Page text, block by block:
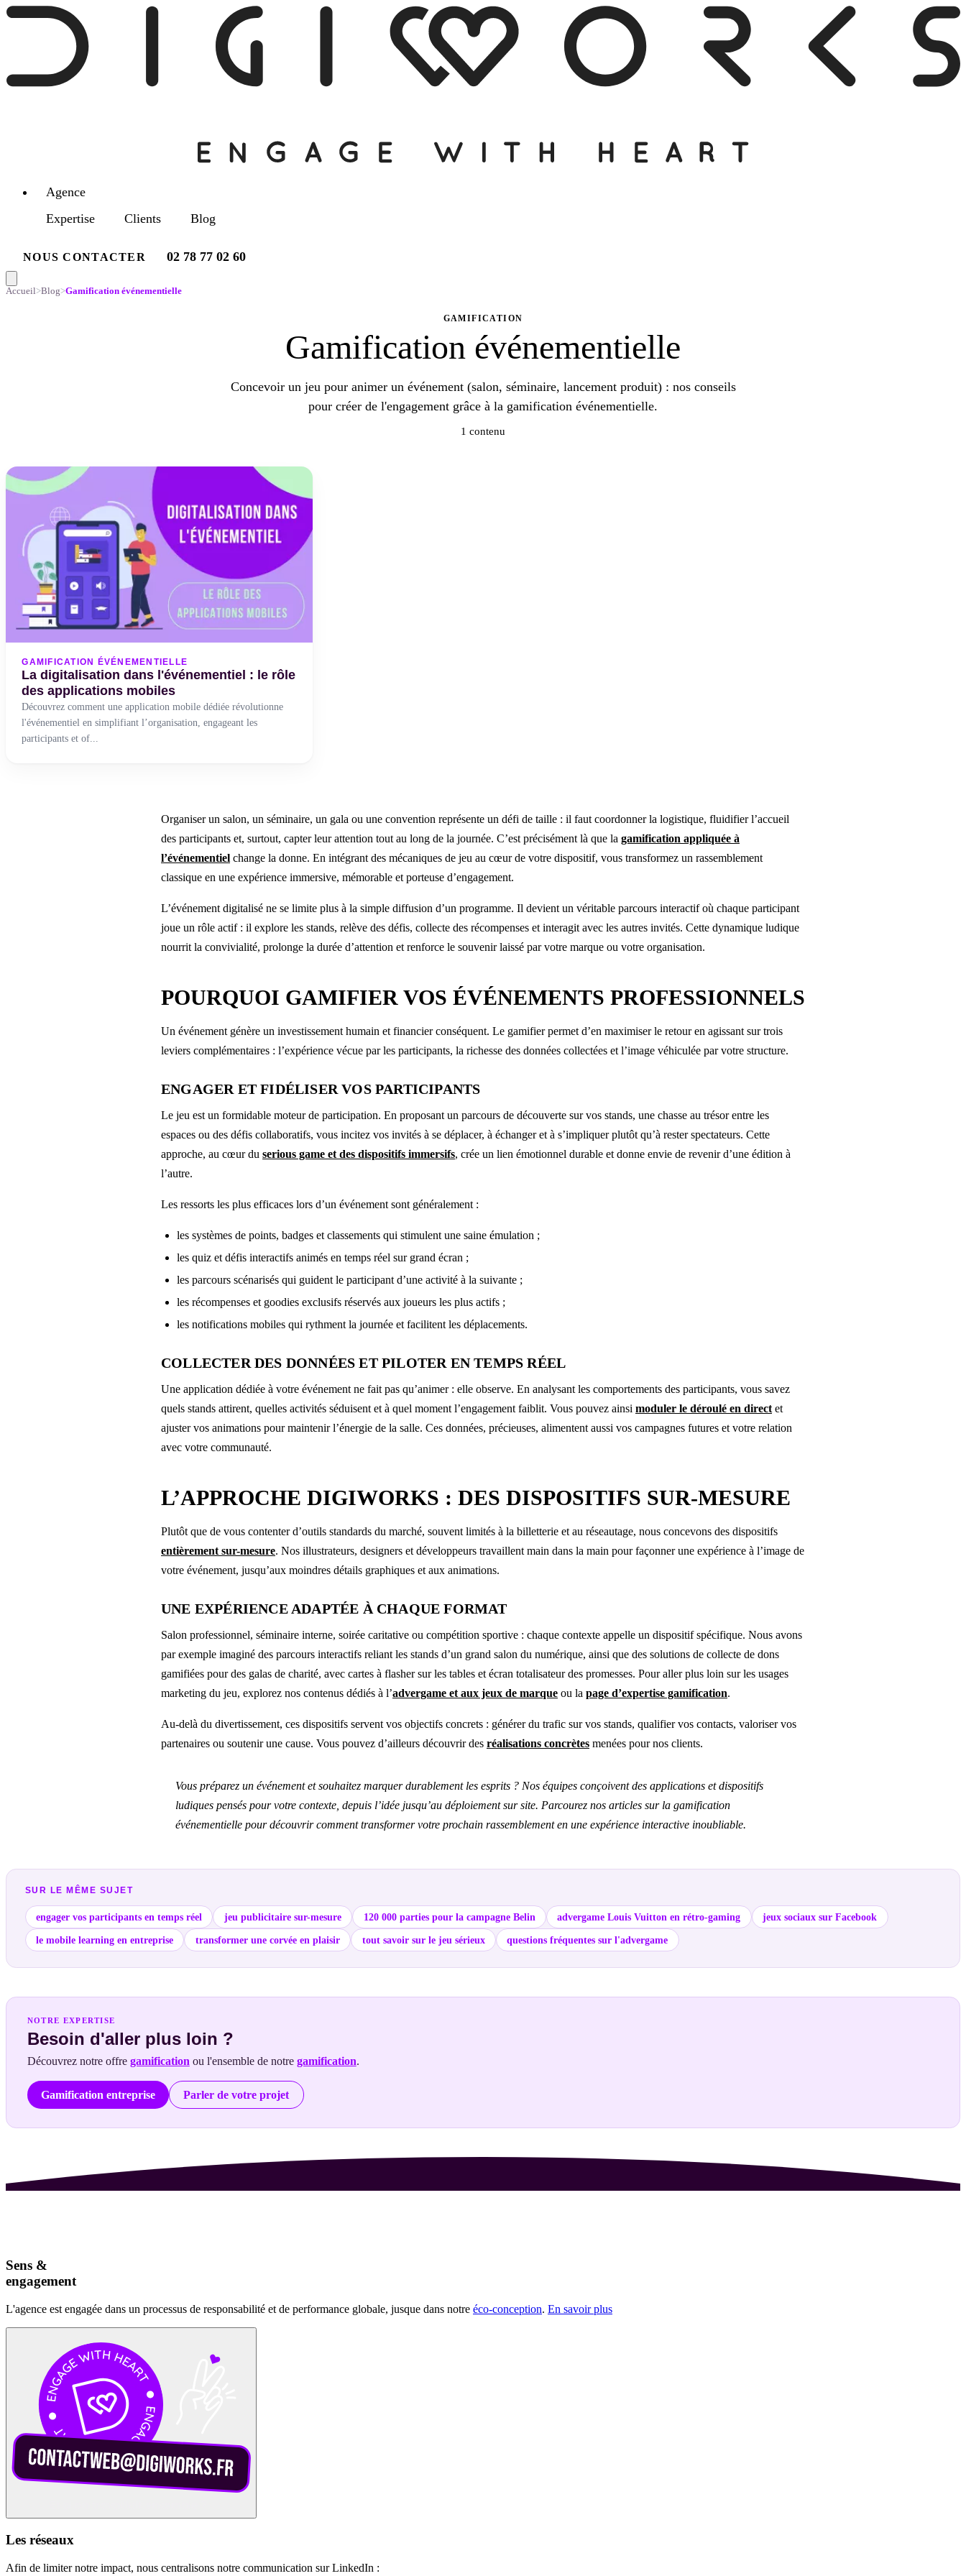
Agence
Expertise
Clients Blog
NOUS CONTACTER 02 78 77 02 60
Accueil>Blog>Gamification événementielle
GAMIFICATION
Gamification événementielle
Concevoir un jeu pour animer un événement (salon, séminaire, lancement produit) : nos conseils
pour créer de l'engagement grâce à la gamification événementielle.
1 contenu
GAMIFICATION ÉVÉNEMENTIELLE
La digitalisation dans l'événementiel : le rôle
des applications mobiles
Découvrez comment une application mobile dédiée révolutionne
l'événementiel en simplifiant l’organisation, engageant les
participants et of...
Organiser un salon, un séminaire, un gala ou une convention représente un défi de taille : il faut coordonner la logistique, fluidifier l’accueil
des participants et, surtout, capter leur attention tout au long de la journée. C’est précisément là que la gamification appliquée à
l’événementiel change la donne. En intégrant des mécaniques de jeu au cœur de votre dispositif, vous transformez un rassemblement
classique en une expérience immersive, mémorable et porteuse d’engagement.
L’événement digitalisé ne se limite plus à la simple diffusion d’un programme. Il devient un véritable parcours interactif où chaque participant
joue un rôle actif : il explore les stands, relève des défis, collecte des récompenses et interagit avec les autres invités. Cette dynamique ludique
nourrit la convivialité, prolonge la durée d’attention et renforce le souvenir laissé par votre marque ou votre organisation.
POURQUOI GAMIFIER VOS ÉVÉNEMENTS PROFESSIONNELS
Un événement génère un investissement humain et financier conséquent. Le gamifier permet d’en maximiser le retour en agissant sur trois
leviers complémentaires : l’expérience vécue par les participants, la richesse des données collectées et l’image véhiculée par votre structure.
ENGAGER ET FIDÉLISER VOS PARTICIPANTS
Le jeu est un formidable moteur de participation. En proposant un parcours de découverte sur vos stands, une chasse au trésor entre les
espaces ou des défis collaboratifs, vous incitez vos invités à se déplacer, à échanger et à s’impliquer plutôt qu’à rester spectateurs. Cette
approche, au cœur du serious game et des dispositifs immersifs, crée un lien émotionnel durable et donne envie de revenir d’une édition à
l’autre.
Les ressorts les plus efficaces lors d’un événement sont généralement :
les systèmes de points, badges et classements qui stimulent une saine émulation ;
les quiz et défis interactifs animés en temps réel sur grand écran ;
les parcours scénarisés qui guident le participant d’une activité à la suivante ;
les récompenses et goodies exclusifs réservés aux joueurs les plus actifs ;
les notifications mobiles qui rythment la journée et facilitent les déplacements.
COLLECTER DES DONNÉES ET PILOTER EN TEMPS RÉEL
Une application dédiée à votre événement ne fait pas qu’animer : elle observe. En analysant les comportements des participants, vous savez
quels stands attirent, quelles activités séduisent et à quel moment l’engagement faiblit. Vous pouvez ainsi moduler le déroulé en direct et
ajuster vos animations pour maintenir l’énergie de la salle. Ces données, précieuses, alimentent aussi vos campagnes futures et votre relation
avec votre communauté.
L’APPROCHE DIGIWORKS : DES DISPOSITIFS SUR-MESURE
Plutôt que de vous contenter d’outils standards du marché, souvent limités à la billetterie et au réseautage, nous concevons des dispositifs
entièrement sur-mesure. Nos illustrateurs, designers et développeurs travaillent main dans la main pour façonner une expérience à l’image de
votre événement, jusqu’aux moindres détails graphiques et aux animations.
UNE EXPÉRIENCE ADAPTÉE À CHAQUE FORMAT
Salon professionnel, séminaire interne, soirée caritative ou compétition sportive : chaque contexte appelle un dispositif spécifique. Nous avons
par exemple imaginé des parcours interactifs reliant les stands d’un grand salon du numérique, ainsi que des solutions de collecte de dons
gamifiées pour des galas de charité, avec cartes à flasher sur les tables et écran totalisateur des promesses. Pour aller plus loin sur les usages
marketing du jeu, explorez nos contenus dédiés à l’advergame et aux jeux de marque ou la page d’expertise gamification.
Au-delà du divertissement, ces dispositifs servent vos objectifs concrets : générer du trafic sur vos stands, qualifier vos contacts, valoriser vos
partenaires ou soutenir une cause. Vous pouvez d’ailleurs découvrir des réalisations concrètes menées pour nos clients.
Vous préparez un événement et souhaitez marquer durablement les esprits ? Nos équipes conçoivent des applications et dispositifs
ludiques pensés pour votre contexte, depuis l’idée jusqu’au déploiement sur site. Parcourez nos articles sur la gamification
événementielle pour découvrir comment transformer votre prochain rassemblement en une expérience interactive inoubliable.
SUR LE MÊME SUJET
engager vos participants en temps réel jeu publicitaire sur-mesure 120 000 parties pour la campagne Belin advergame Louis Vuitton en rétro-gaming
jeux sociaux sur Facebook
le mobile learning en entreprise
transformer une corvée en plaisir tout savoir sur le jeu sérieux questions fréquentes sur l'advergame
NOTRE EXPERTISE
Besoin d'aller plus loin ?
Découvrez notre offre gamification ou l'ensemble de notre gamification.
Gamification entreprise Parler de votre projet
Sens &
engagement
L'agence est engagée dans un processus de responsabilité et de performance globale, jusque dans notre éco-conception. En savoir plus
Les réseaux
Afin de limiter notre impact, nous centralisons notre communication sur LinkedIn :